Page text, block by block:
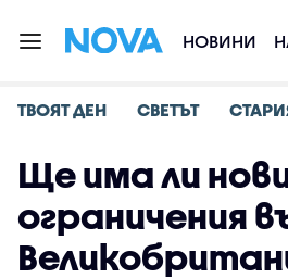
НОВИНИ
ТВОЯТ ДЕН СВЕТЪТ
Ще има ли
ограничения